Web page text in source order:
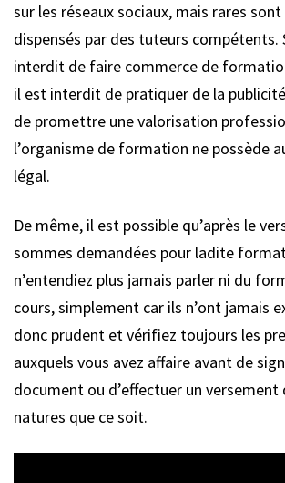
sur les réseaux sociaux, mais rares
dispensés par des tuteurs compétents.
interdit de faire commerce de
il est interdit de pratiquer de la
de promettre une valorisation
l’organisme de formation ne possède
légal.
De même, il est possible qu’après le
sommes demandées pour ladite
n’entendiez plus jamais parler ni du
cours, simplement car ils n’ont jamais
donc prudent et vérifiez toujours les
auxquels vous avez affaire avant de
document ou d’effectuer un versement
natures que ce soit.